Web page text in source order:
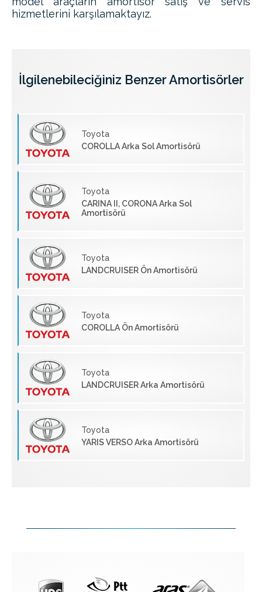
hizmetlerini karşılamaktayız.
İlgilenebileciğiniz Benzer Amortisörler
Toyota
COROLLA Arka Sol Amortisörü
Toyota
CARINA II, CORONA Arka Sol
Amortisörü
Toyota
LANDCRUISER Ön Amortisörü
Toyota
COROLLA Ön Amortisörü
Toyota
LANDCRUISER Arka Amortisörü
Toyota
YARIS VERSO Arka Amortisörü